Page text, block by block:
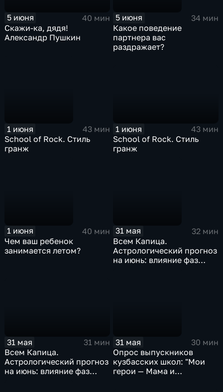
5 июня
40 мин
Скажи-ка, дядя!
Александр Пушкин
5 июня
34 мин
Какое поведение
партнера вас
раздражает?
1 июня
43 мин
School of Rock. Стиль
гранж
1 июня
43 мин
School of Rock. Стиль
гранж
1 июня
40 мин
Чем ваш ребенок
занимается летом?
31 мая
32 мин
Всем Капица.
Астрологический прогноз
на июнь: влияние фаз
31 мая
31 мин
Всем Капица.
Астрологический прогноз
на июнь: влияние фаз
31 мая
30 мин
Опрос выпускников
кузбасских школ: "Мои
герои — Мама и